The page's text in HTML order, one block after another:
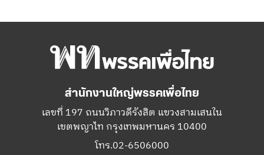
สำนักงานใหญ่พรรคเพื่อไทย
เลขที่ 197 ถนนวิภาวดีรังสิต แขวงสามเสนใน
เขตพญาไท กรุงเทพมหานคร 10400
โทร.02-6506000